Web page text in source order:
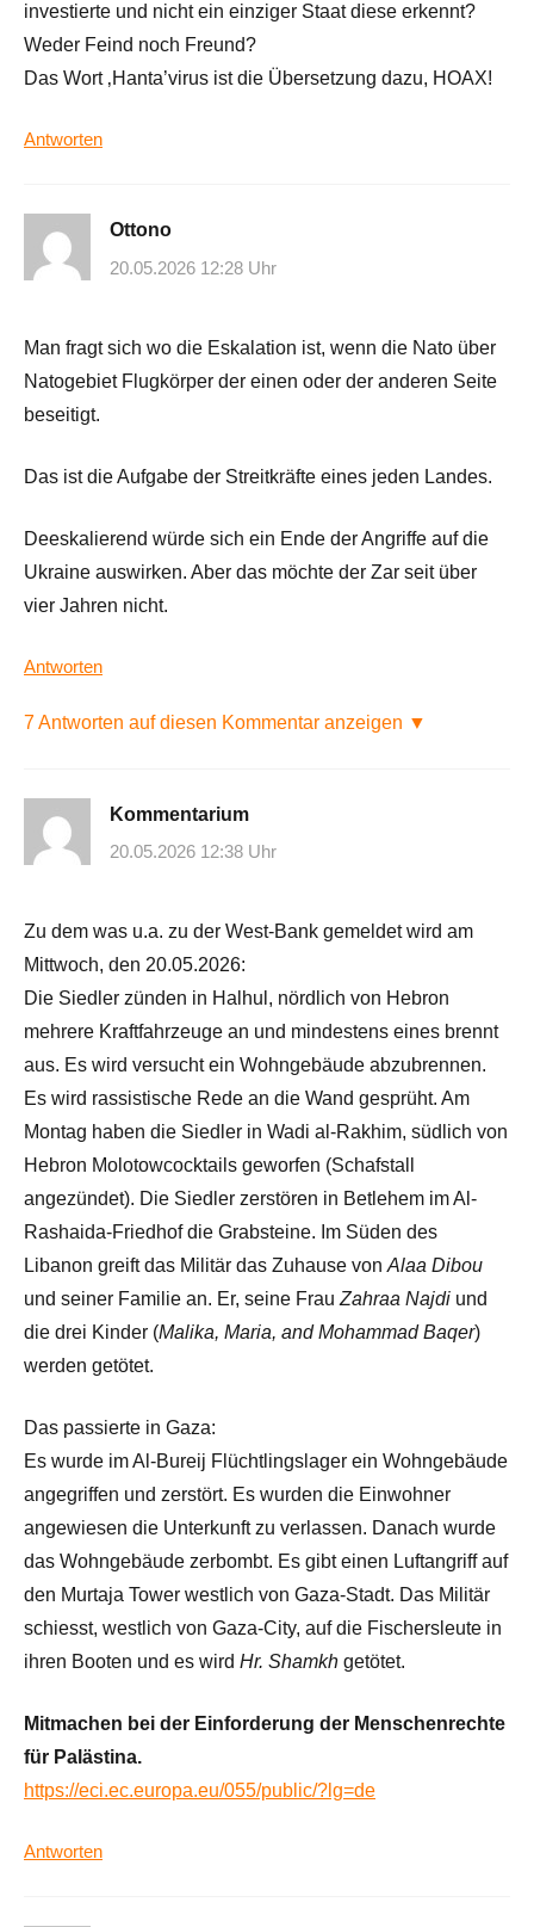
investierte und nicht ein einziger Staat diese erkennt?
Weder Feind noch Freund?
Das Wort ‚Hanta’virus ist die Übersetzung dazu, HOAX!
Antworten
Ottono
20.05.2026 12:28 Uhr
Man fragt sich wo die Eskalation ist, wenn die Nato über
Natogebiet Flugkörper der einen oder der anderen Seite
beseitigt.
Das ist die Aufgabe der Streitkräfte eines jeden Landes.
Deeskalierend würde sich ein Ende der Angriffe auf die
Ukraine auswirken. Aber das möchte der Zar seit über
vier Jahren nicht.
Antworten
7 Antworten auf diesen Kommentar anzeigen ▼
Kommentarium
20.05.2026 12:38 Uhr
Zu dem was u.a. zu der West-Bank gemeldet wird am
Mittwoch, den 20.05.2026:
Die Siedler zünden in Halhul, nördlich von Hebron
mehrere Kraftfahrzeuge an und mindestens eines brennt
aus. Es wird versucht ein Wohngebäude abzubrennen.
Es wird rassistische Rede an die Wand gesprüht. Am
Montag haben die Siedler in Wadi al-Rakhim, südlich von
Hebron Molotowcocktails geworfen (Schafstall
angezündet). Die Siedler zerstören in Betlehem im Al-
Rashaida-Friedhof die Grabsteine. Im Süden des
Libanon greift das Militär das Zuhause von Alaa Dibou
und seiner Familie an. Er, seine Frau Zahraa Najdi und
die drei Kinder (Malika, Maria, and Mohammad Baqer)
werden getötet.
Das passierte in Gaza:
Es wurde im Al-Bureij Flüchtlingslager ein Wohngebäude
angegriffen und zerstört. Es wurden die Einwohner
angewiesen die Unterkunft zu verlassen. Danach wurde
das Wohngebäude zerbombt. Es gibt einen Luftangriff auf
den Murtaja Tower westlich von Gaza-Stadt. Das Militär
schiesst, westlich von Gaza-City, auf die Fischersleute in
ihren Booten und es wird Hr. Shamkh getötet.
Mitmachen bei der Einforderung der Menschenrechte
für Palästina.
https://eci.ec.europa.eu/055/public/?lg=de
Antworten